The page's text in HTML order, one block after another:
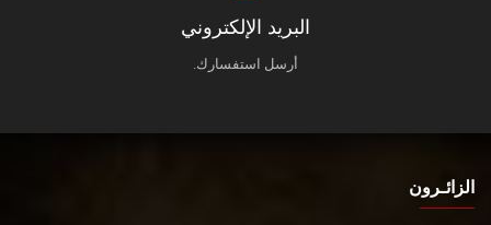
البريد الإلكتروني
أرسل استفسارك.
الزائـرون